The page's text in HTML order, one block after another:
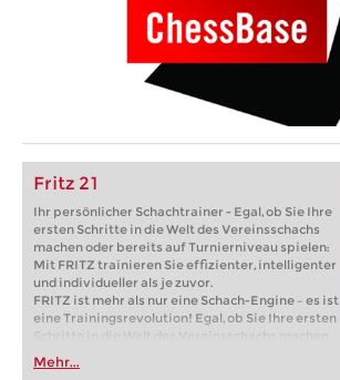
Fritz 21
Ihr persönlicher Schachtrainer - Egal, ob Sie Ihre
ersten Schritte in die Welt des Vereinsschachs
machen oder bereits auf Turnierniveau spielen:
Mit FRITZ trainieren Sie effizienter, intelligenter
und individueller als je zuvor.
FRITZ ist mehr als nur eine Schach-Engine – es ist
eine Trainingsrevolution! Egal, ob Sie Ihre ersten
Schritte in die Welt des Vereinsschachs machen
oder bereits auf Turnierniveau spielen: Mit
FRITZ trainieren Sie effizienter, intelligenter und
Mehr...